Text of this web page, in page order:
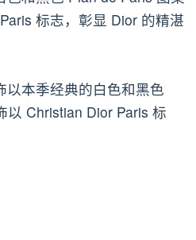
标志，彰显 Dior 的精湛
以本季经典的白色和黑色
Christian Dior Paris 标